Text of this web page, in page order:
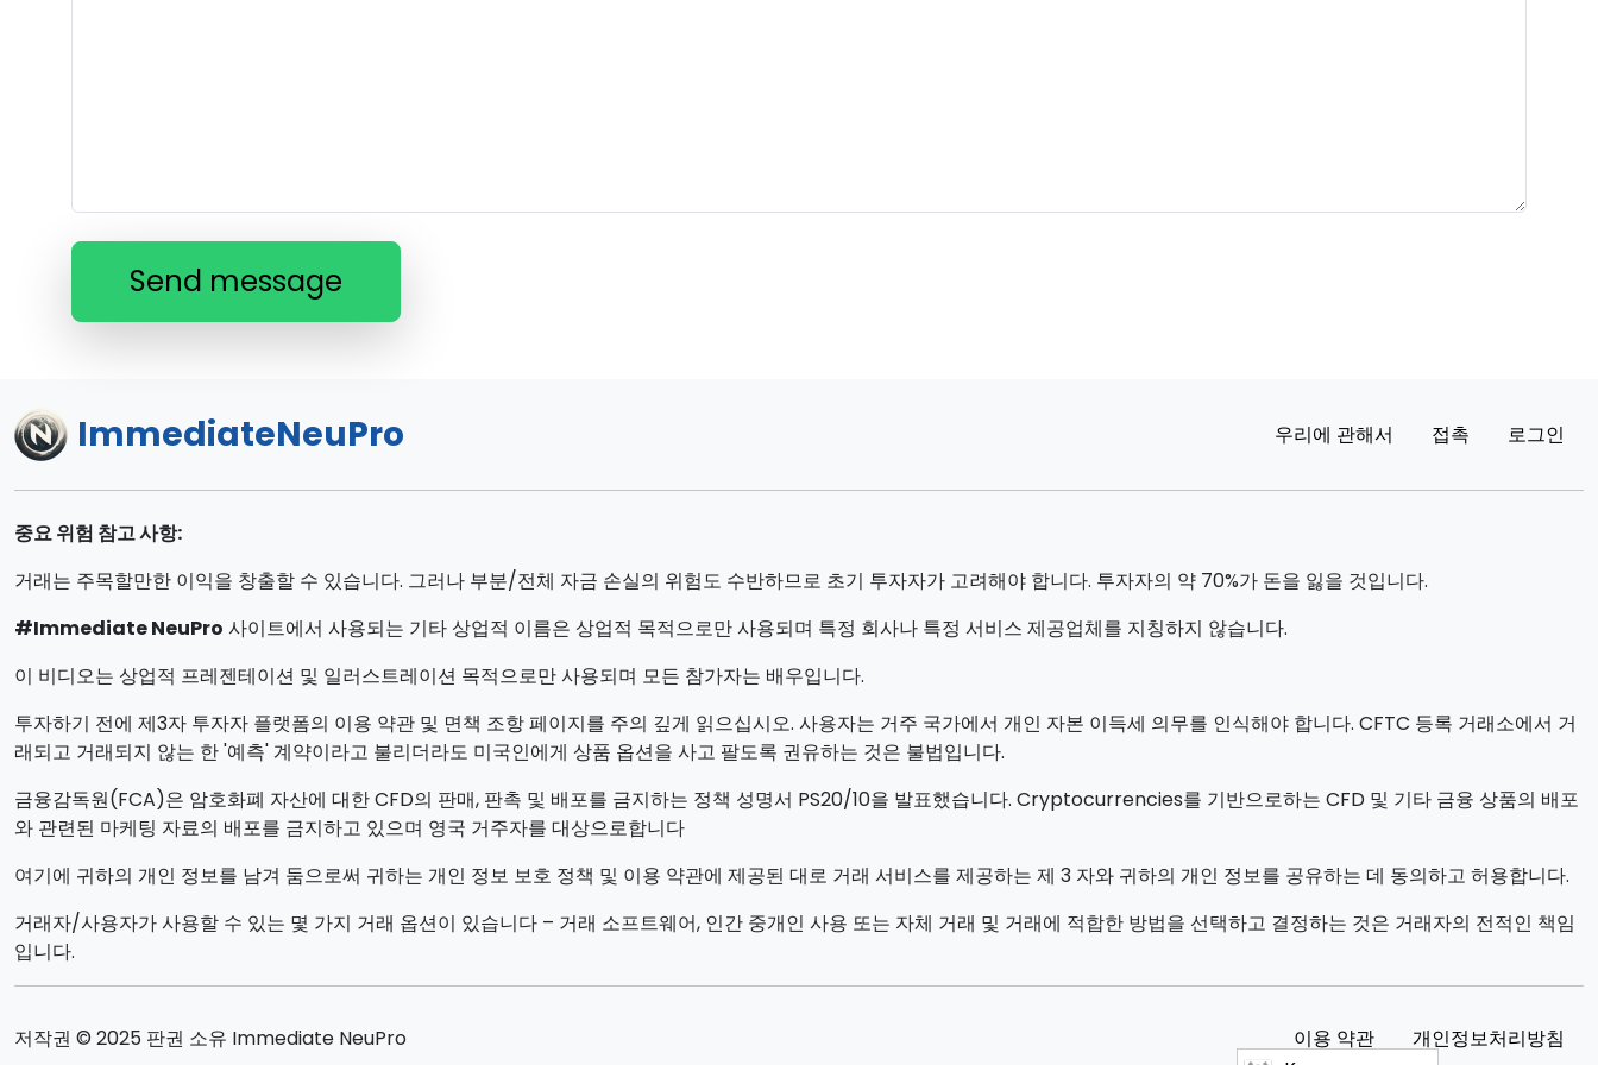
Send message
ImmediateNeuPro 우리에 관해서 접촉 로그인
중요 위험 참고 사항:
거래는 주목할만한 이익을 창출할 수 있습니다. 그러나 부분/전체 자금 손실의 위험도 수반하므로 초기 투자자가 고려해야 합니다. 투자자의 약 70%가 돈을 잃을 것입니다.
#Immediate NeuPro 사이트에서 사용되는 기타 상업적 이름은 상업적 목적으로만 사용되며 특정 회사나 특정 서비스 제공업체를 지칭하지 않습니다.
이 비디오는 상업적 프레젠테이션 및 일러스트레이션 목적으로만 사용되며 모든 참가자는 배우입니다.
투자하기 전에 제3자 투자자 플랫폼의 이용 약관 및 면책 조항 페이지를 주의 깊게 읽으십시오. 사용자는 거주 국가에서 개인 자본 이득세 의무를 인식해야 합니다. CFTC 등록 거래소에서 거
래되고 거래되지 않는 한 '예측' 계약이라고 불리더라도 미국인에게 상품 옵션을 사고 팔도록 권유하는 것은 불법입니다.
금융감독원(FCA)은 암호화폐 자산에 대한 CFD의 판매, 판촉 및 배포를 금지하는 정책 성명서 PS20/10을 발표했습니다. Cryptocurrencies를 기반으로하는 CFD 및 기타 금융 상품의 배포
와 관련된 마케팅 자료의 배포를 금지하고 있으며 영국 거주자를 대상으로합니다
여기에 귀하의 개인 정보를 남겨 둠으로써 귀하는 개인 정보 보호 정책 및 이용 약관에 제공된 대로 거래 서비스를 제공하는 제 3 자와 귀하의 개인 정보를 공유하는 데 동의하고 허용합니다.
거래자/사용자가 사용할 수 있는 몇 가지 거래 옵션이 있습니다 – 거래 소프트웨어, 인간 중개인 사용 또는 자체 거래 및 거래에 적합한 방법을 선택하고 결정하는 것은 거래자의 전적인 책임
입니다.
저작권 © 2025 판권 소유 Immediate NeuPro 이용 약관
개인정보처리방침